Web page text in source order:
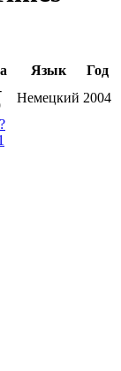
Язык
Год
Немецкий 2004